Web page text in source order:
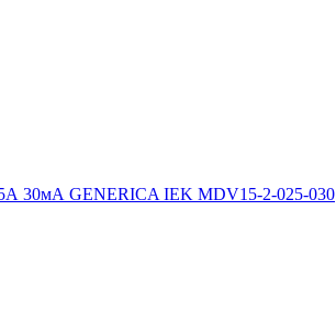
30мА GENERICA IEK MDV15-2-025-030